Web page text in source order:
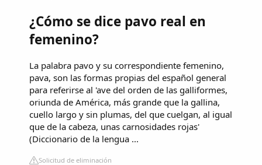
¿Cómo se dice pavo real en
femenino?
La palabra pavo y su correspondiente femenino,
pava, son las formas propias del español general
para referirse al 'ave del orden de las galliformes,
oriunda de América, más grande que la gallina,
cuello largo y sin plumas, del que cuelgan, al igual
que de la cabeza, unas carnosidades rojas'
(Diccionario de la lengua ...
Solicitud de eliminación